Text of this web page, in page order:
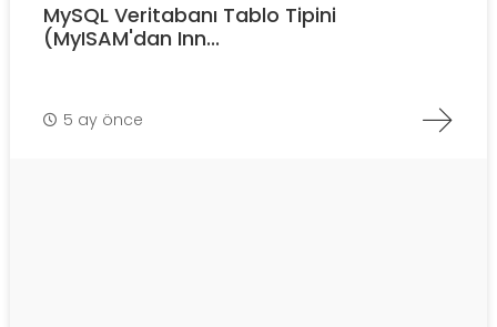
MySQL Veritabanı Tablo Tipini
(MyISAM'dan Inn...
5 ay önce